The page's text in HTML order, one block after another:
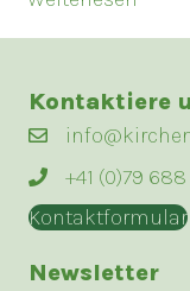
Kontaktiere
+41 (0)79 688
Kontaktformular
Newsletter